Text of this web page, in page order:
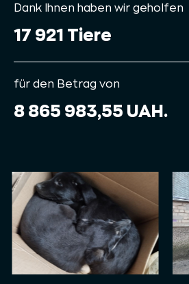
Dank Ihnen haben wir geholfen
17 921 Tiere
für den Betrag von
8 865 983,55 UAH.